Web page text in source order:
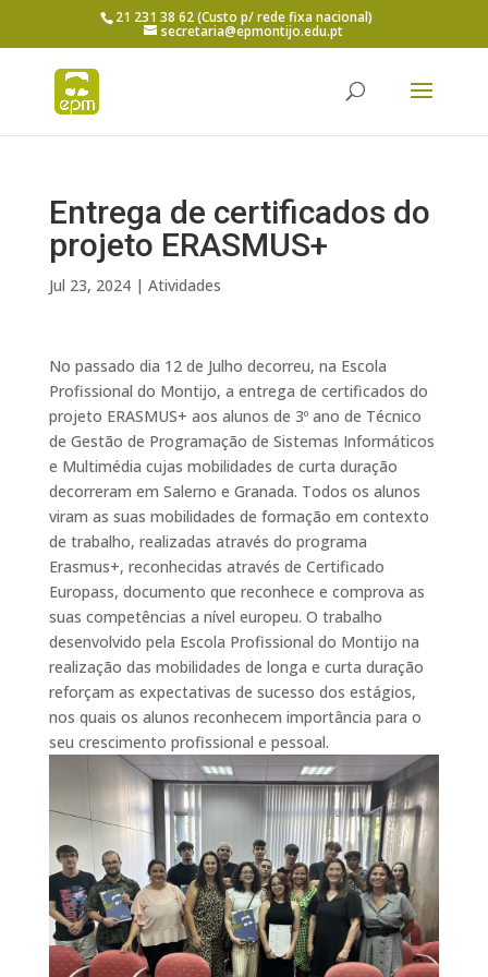
21 231 38 62 (Custo p/ rede fixa nacional)
secretaria@epmontijo.edu.pt
Entrega de certificados do
projeto ERASMUS+
Jul 23, 2024| Atividades
No passado dia 12 de Julho decorreu, na Escola
Profissional do Montijo, a entrega de certificados do
projeto ERASMUS+ aos alunos de 3º ano de Técnico
de Gestão de Programação de Sistemas Informáticos
e Multimédia cujas mobilidades de curta duração
decorreram em Salerno e Granada. Todos os alunos
viram as suas mobilidades de formação em contexto
de trabalho, realizadas através do programa
Erasmus+, reconhecidas através de Certificado
Europass, documento que reconhece e comprova as
suas competências a nível europeu. O trabalho
desenvolvido pela Escola Profissional do Montijo na
realização das mobilidades de longa e curta duração
reforçam as expectativas de sucesso dos estágios,
nos quais os alunos reconhecem importância para o
seu crescimento profissional e pessoal.